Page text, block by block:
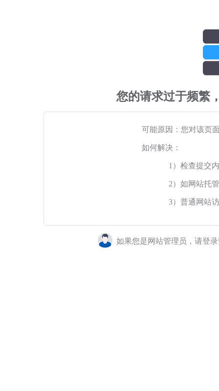
您的请求过于频繁
可能原因：您对该页
如何解决：
1）检查提交
2）如网站托
3）普通网站
如果您是网站管理员，请登